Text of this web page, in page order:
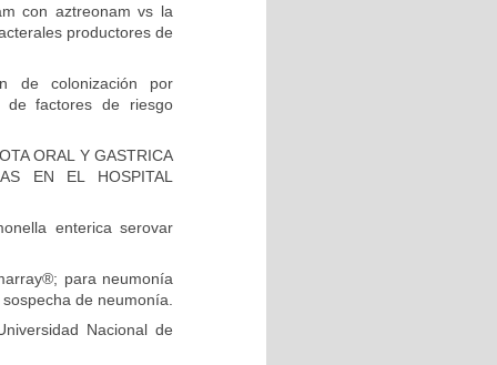
con aztreonam vs la
productores de
de colonización por
de factores de riesgo
ORAL Y GASTRICA
EN EL HOSPITAL
enterica serovar
para neumonía
de neumonía.
Nacional de